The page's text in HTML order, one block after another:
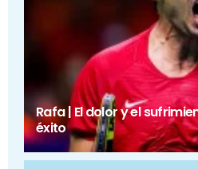
Rafa | El dolor y el
éxito